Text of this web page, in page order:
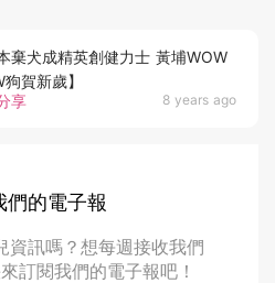
享 8 years ago
本棄犬成精英創健力士 黃埔WOW
賀新歲】
們的電子報
資訊嗎？想每週接收我們
訂閱我們的電子報吧！